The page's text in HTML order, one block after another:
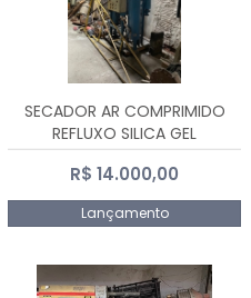
SECADOR AR COMPRIMIDO
REFLUXO SILICA GEL
R$ 14.000,00
Lançamento